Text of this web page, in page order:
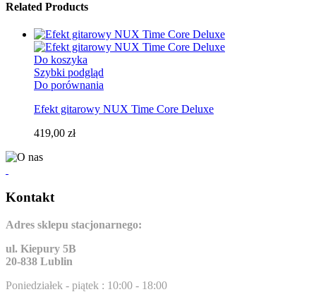
Related Products
Do koszyka
Szybki podgląd
Do porównania
Efekt gitarowy NUX Time Core Deluxe
419,00 zł
Kontakt
Adres sklepu stacjonarnego:
ul. Kiepury 5B
20-838 Lublin
Poniedziałek - piątek : 10:00 - 18:00